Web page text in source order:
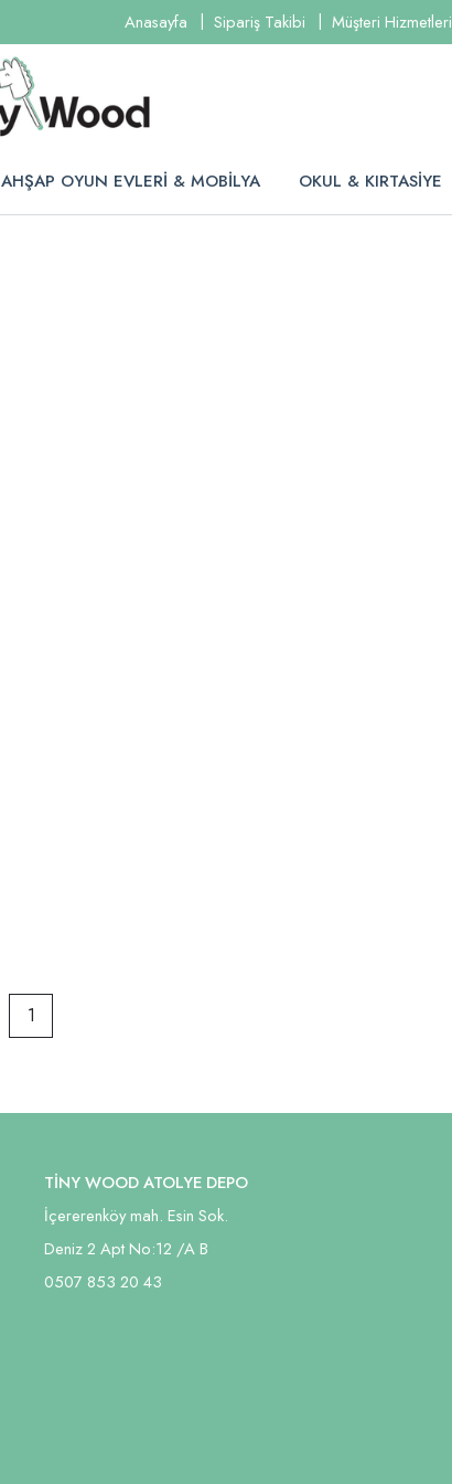
Anasayfa Sipariş Takibi Müşteri Hizmetleri
AHŞAP OYUN EVLERİ & MOBİLYA OKUL & KIRTASİYE
1
TİNY WOOD ATOLYE DEPO
İçererenköy mah. Esin Sok.
Deniz 2 Apt No:12 /A B
0507 853 20 43